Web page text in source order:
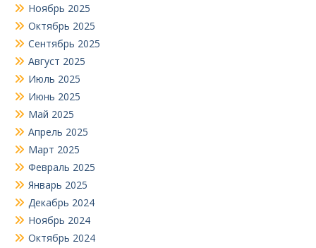
Ноябрь 2025
Октябрь 2025
Сентябрь 2025
Август 2025
Июль 2025
Июнь 2025
Май 2025
Апрель 2025
Март 2025
Февраль 2025
Январь 2025
Декабрь 2024
Ноябрь 2024
Октябрь 2024